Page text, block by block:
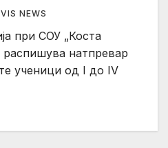
NEWS
при СОУ „Коста
натпревар
ученици од I до IV